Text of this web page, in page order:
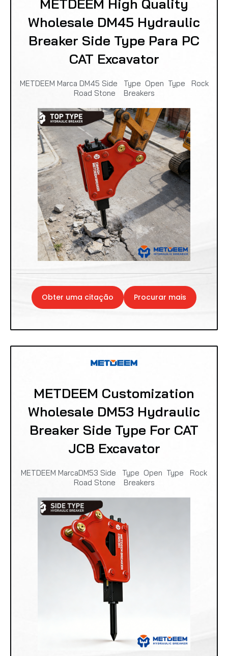
METDEEM High Quality
Wholesale DM45 Hydraulic
Breaker Side Type Para PC
CAT Excavator
METDEEM Marca DM45 Side Type Open Type Rock
Road Stone Breakers
Obter uma citação Procurar mais
METDEEM Customization
Wholesale DM53 Hydraulic
Breaker Side Type For CAT
JCB Excavator
METDEEM MarcaDM53 Side Type Open Type Rock
Road Stone Breakers